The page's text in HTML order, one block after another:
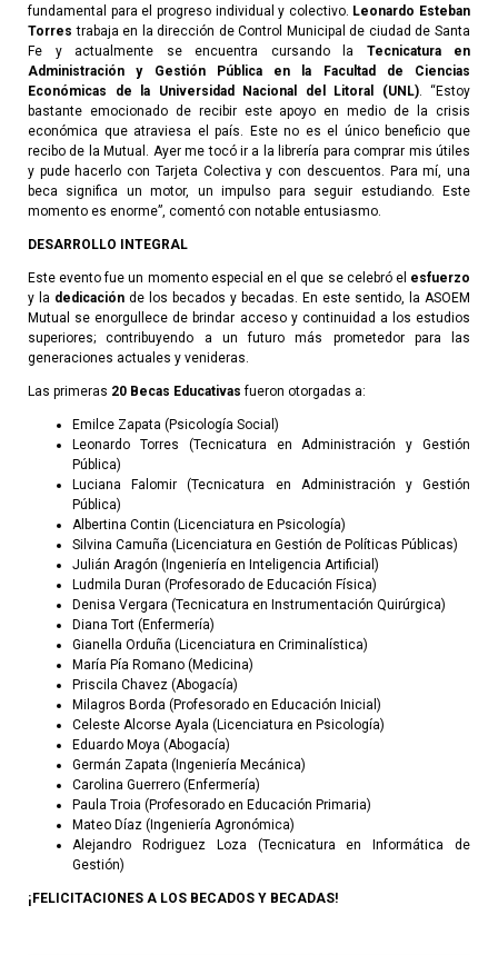
fundamental para el progreso individual y colectivo. Leonardo Esteban
Torrestrabaja en la dirección de Control Municipal de ciudad de Santa
Fe y actualmente
se encuentra cursando la Tecnicatura en
Administración y Gestión Pública en la Facultad de Ciencias
Económicas de la Universidad Nacional del Litoral (UNL). “Estoy
bastante emocionado de recibir este apoyo en medio de la crisis
económica que atraviesa el país. Este no es el único beneficio que
recibo de la Mutual. Ayer me tocó ir a la librería para comprar mis útiles
y pude hacerlo con Tarjeta Colectiva y con descuentos. Para mí, una
beca significa un motor, un impulso para seguir estudiando. Este
momento es enorme”, comentó con notable entusiasmo.
DESARROLLO INTEGRAL
Este evento fue un momento especial en el que se celebró el esfuerzo
y la dedicación de los becados y becadas. En este sentido, la ASOEM
Mutual se enorgullece de brindar acceso y continuidad a los estudios
superiores; contribuyendo a un futuro más prometedor para las
generaciones actuales y venideras.
Las primeras 20 Becas Educativas fueron otorgadas a:
Emilce Zapata (Psicología Social)
Leonardo Torres (Tecnicatura en Administración y Gestión
Pública)
Luciana Falomir (Tecnicatura en Administración y Gestión
Pública)
Albertina Contin (Licenciatura en Psicología)
Silvina Camuña (Licenciatura en Gestión de Políticas Públicas)
Julián Aragón (Ingeniería en Inteligencia Artificial)
Ludmila Duran (Profesorado de Educación Física)
Denisa Vergara (Tecnicatura en Instrumentación Quirúrgica)
Diana Tort (Enfermería)
Gianella Orduña (Licenciatura en Criminalística)
María Pía Romano (Medicina)
Priscila Chavez (Abogacía)
Milagros Borda (Profesorado en Educación Inicial)
Celeste Alcorse Ayala (Licenciatura en Psicología)
Eduardo Moya (Abogacía)
Germán Zapata (Ingeniería Mecánica)
Carolina Guerrero (Enfermería)
Paula Troia (Profesorado en Educación Primaria)
Mateo Díaz (Ingeniería Agronómica)
Alejandro Rodriguez Loza (Tecnicatura en Informática de
Gestión)
¡FELICITACIONES A LOS BECADOS Y BECADAS!